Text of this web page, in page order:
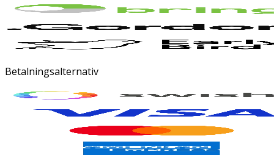
Betalningsalternativ